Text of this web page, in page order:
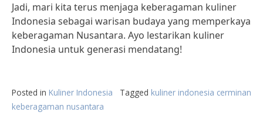
Jadi, mari kita terus menjaga keberagaman kuliner
Indonesia sebagai warisan budaya yang memperkaya
keberagaman Nusantara. Ayo lestarikan kuliner
Indonesia untuk generasi mendatang!
Posted in Kuliner Indonesia Tagged kuliner indonesia cerminan
keberagaman nusantara